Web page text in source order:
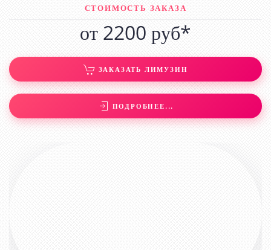
СТОИМОСТЬ ЗАКАЗА
от 2200 руб*
ЗАКАЗАТЬ ЛИМУЗИН
ПОДРОБНЕЕ...